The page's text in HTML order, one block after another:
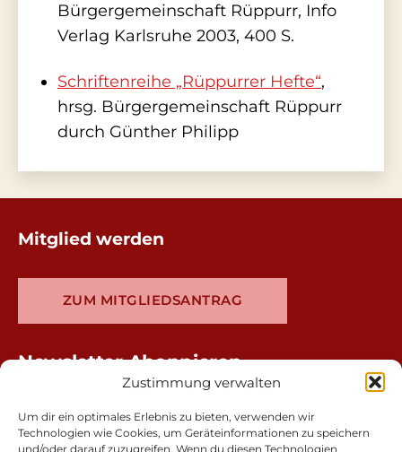
Zustimmung verwalten
Um dir ein optimales Erlebnis zu bieten, verwenden wir
Technologien wie Cookies, um Geräteinformationen zu speichern
und/oder darauf zuzugreifen. Wenn du diesen Technologien
Bürgergemeinschaft Rüppurr, Info
Verlag Karlsruhe 2003, 400 S.
Schriftenreihe „Rüppurrer Hefte“,
hrsg. Bürgergemeinschaft Rüppurr
durch Günther Philipp
Mitglied werden
ZUM MITGLIEDSANTRAG
Newsletter Abonnieren